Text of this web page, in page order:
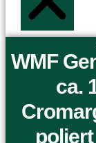
WMF
ca.